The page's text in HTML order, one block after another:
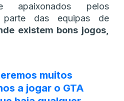
apaixonados pelos
parte das equipas de
existem bons jogos,
muitos
a jogar o GTA